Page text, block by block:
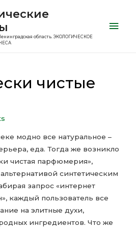
область. ЭКОЛОГИЧЕСКОЕ
чистые
модно все натуральное –
еда. Тогда же возникло
чистая парфюмерия»,
синтетическим
запрос «интернет
каждый пользователь все
на элитные духи,
ингредиентов. Что же